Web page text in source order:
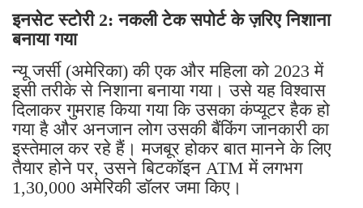
इनसेट स्टोरी 2: नकली टेक सपोर्ट के ज़रिए निशाना
बनाया गया
न्यू जर्सी (अमेरिका) की एक और महिला को 2023 में
इसी तरीके से निशाना बनाया गया। उसे यह विश्वास
दिलाकर गुमराह किया गया कि उसका कंप्यूटर हैक हो
गया है और अनजान लोग उसकी बैंकिंग जानकारी का
इस्तेमाल कर रहे हैं। मजबूर होकर बात मानने के लिए
तैयार होने पर, उसने बिटकॉइन ATM में लगभग
1,30,000 अमेरिकी डॉलर जमा किए।